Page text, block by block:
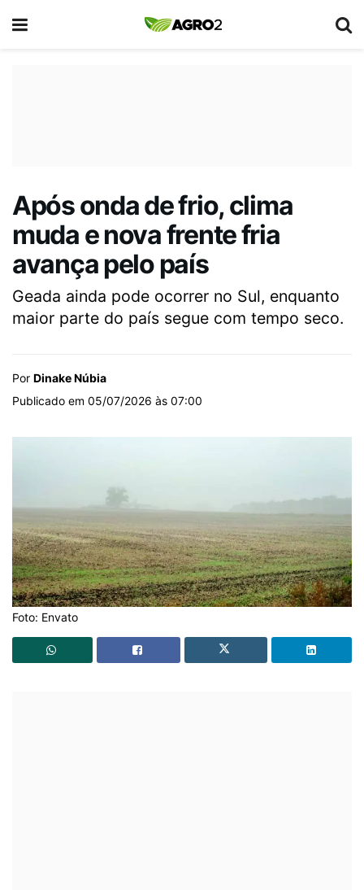
Após onda de frio, clima
muda e nova frente fria
avança pelo país
Geada ainda pode ocorrer no Sul, enquanto
maior parte do país segue com tempo seco.
Por Dinake Núbia
Publicado em 05/07/2026 às 07:00
Foto: Envato